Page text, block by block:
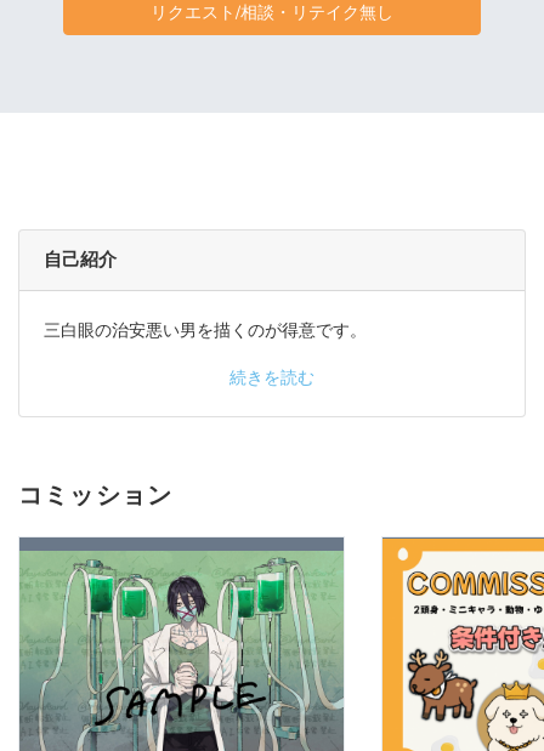
リクエスト/相談・リテイク無し
自己紹介
三白眼の治安悪い男を描くのが得意です。
続きを読む
コミッション